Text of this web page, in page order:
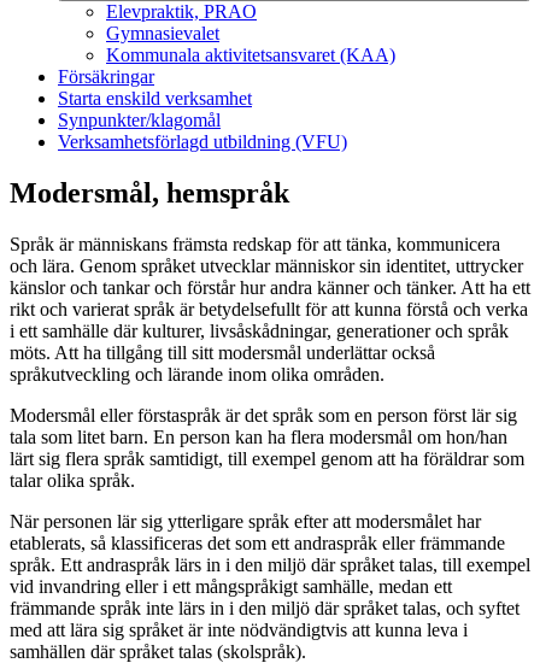
Elevpraktik, PRAO
Gymnasievalet
Kommunala aktivitetsansvaret (KAA)
Försäkringar
Starta enskild verksamhet
Synpunkter/klagomål
Verksamhetsförlagd utbildning (VFU)
Modersmål, hemspråk
Språk är människans främsta redskap för att tänka, kommunicera
och lära. Genom språket utvecklar människor sin identitet, uttrycker
känslor och tankar och förstår hur andra känner och tänker. Att ha ett
rikt och varierat språk är betydelsefullt för att kunna förstå och verka
i ett samhälle där kulturer, livsåskådningar, generationer och språk
möts. Att ha tillgång till sitt modersmål underlättar också
språkutveckling och lärande inom olika områden.
Modersmål eller förstaspråk är det språk som en person först lär sig
tala som litet barn. En person kan ha flera modersmål om hon/han
lärt sig flera språk samtidigt, till exempel genom att ha föräldrar som
talar olika språk.
När personen lär sig ytterligare språk efter att modersmålet har
etablerats, så klassificeras det som ett andraspråk eller främmande
språk. Ett andraspråk lärs in i den miljö där språket talas, till exempel
vid invandring eller i ett mångspråkigt samhälle, medan ett
främmande språk inte lärs in i den miljö där språket talas, och syftet
med att lära sig språket är inte nödvändigtvis att kunna leva i
samhällen där språket talas (skolspråk).